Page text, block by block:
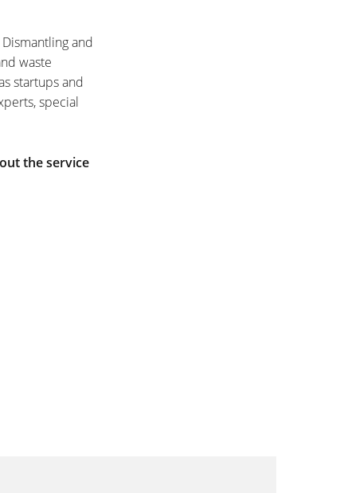
and
waste
startups and
special
the service